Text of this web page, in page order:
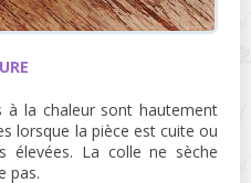
à la chaleur sont hautement
lorsque la pièce est cuite ou
élevées. La colle ne sèche
pas.